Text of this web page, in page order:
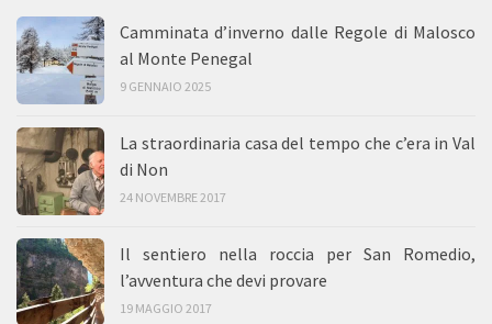
Camminata d’inverno dalle Regole di Malosco
al Monte Penegal
9 GENNAIO 2025
La straordinaria casa del tempo che c’era in Val
di Non
24 NOVEMBRE 2017
Il sentiero nella roccia per San Romedio,
l’avventura che devi provare
19 MAGGIO 2017